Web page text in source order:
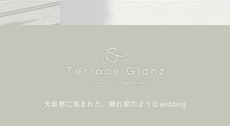
大自然に包まれた、隠れ家のようなwedding